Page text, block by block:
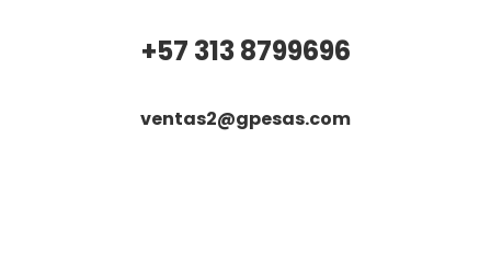
+57 313 8799696
ventas2@gpesas.com